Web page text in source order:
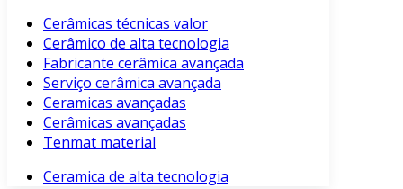
Cerâmicas técnicas valor
Cerâmico de alta tecnologia
Fabricante cerâmica avançada
Serviço cerâmica avançada
Ceramicas avançadas
Cerâmicas avançadas
Tenmat material
Ceramica de alta tecnologia